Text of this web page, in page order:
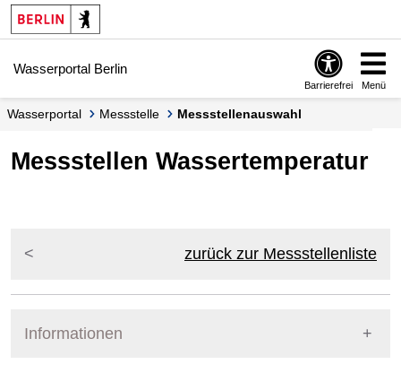
Springe zur Navigation
Springe zum Inhalt
Wasserportal Berlin
Barrierefrei Menü
Wasserportal Messstelle Messstellenauswahl
Messstellen Wassertemperatur
zurück zur Messstellenliste
Informationen